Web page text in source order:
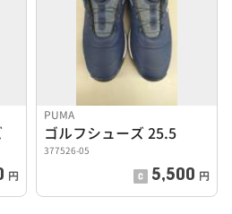
円
PUMA
ゴルフシューズ 25.5
377526-05
5,500 円